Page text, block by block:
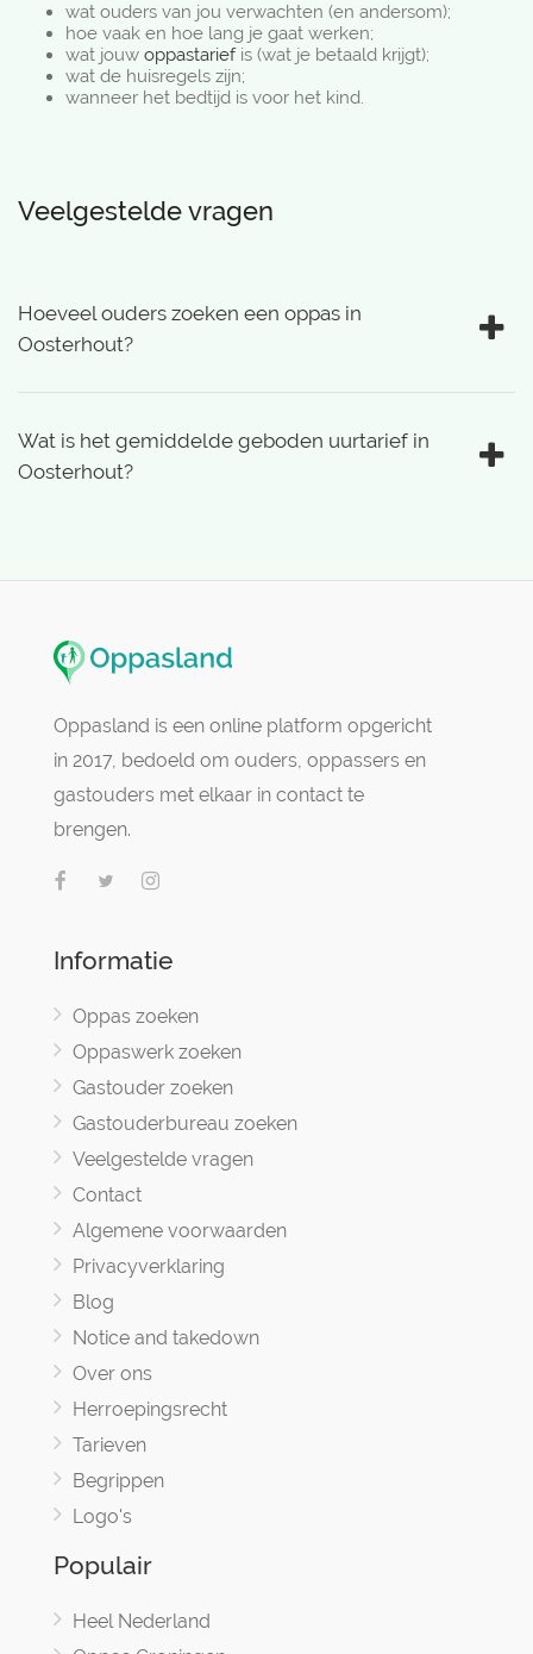
wat ouders van jou verwachten (en andersom);
hoe vaak en hoe lang je gaat werken;
wat jouw oppastariefis (wat je betaald krijgt);
wat de huisregels zijn;
wanneer het bedtijd is voor het kind.
Veelgestelde vragen
Hoeveel ouders zoeken een oppas in
Oosterhout?
Wat is het gemiddelde geboden uurtarief in
Oosterhout?
Oppasland is een online platform opgericht
in 2017, bedoeld om ouders, oppassers en
gastouders met elkaar in contact te
brengen.
Informatie
Oppas zoeken
Oppaswerk zoeken
Gastouder zoeken
Gastouderbureau zoeken
Veelgestelde vragen
Contact
Algemene voorwaarden
Privacyverklaring
Blog
Notice and takedown
Over ons
Herroepingsrecht
Tarieven
Begrippen
Logo's
Populair
Heel Nederland